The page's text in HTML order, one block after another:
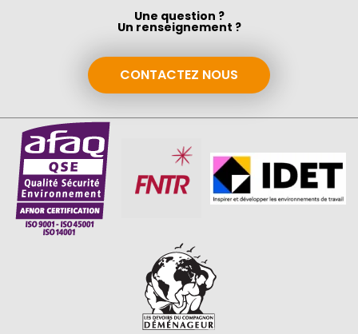
Une question ?
Un renseignement ?
CONTACTEZ NOUS